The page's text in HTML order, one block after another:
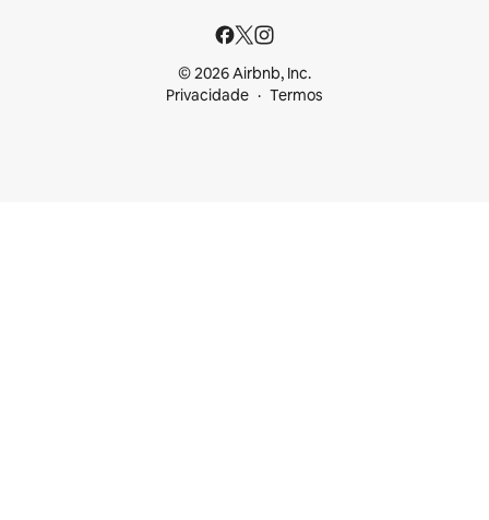
© 2026 Airbnb, Inc.
Privacidade
Termos